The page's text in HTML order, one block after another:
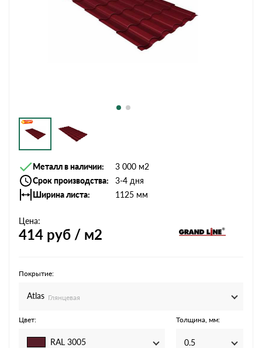
Металл в наличии
3 000 м2
Срок производства
3-4 дня
Ширина листа
1125 мм
Цена:
414 руб / м2
Покрытие:
Atlas Глянцевая
Цвет:
RAL 3005
Толщина, мм:
0.5